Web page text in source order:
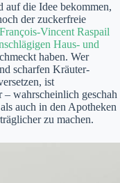
auf die Idee bekommen,
der zuckerfreie
François-Vincent Raspail
Haus- und
haben. Wer
scharfen Kräuter-
ist
wahrscheinlich geschah
auch in den Apotheken
zu machen.